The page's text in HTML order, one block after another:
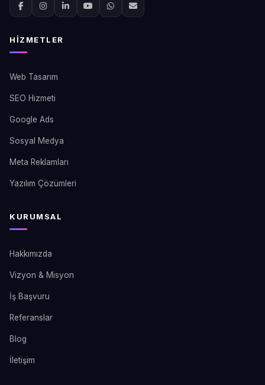
HIZMETLER
Web Tasarım
SEO Hizmeti
Google Ads
Sosyal Medya
Meta Reklamları
Yazılım Çözümleri
KURUMSAL
Hakkımızda
Vizyon & Misyon
İş Başvuru
Referanslar
Blog
İletişim